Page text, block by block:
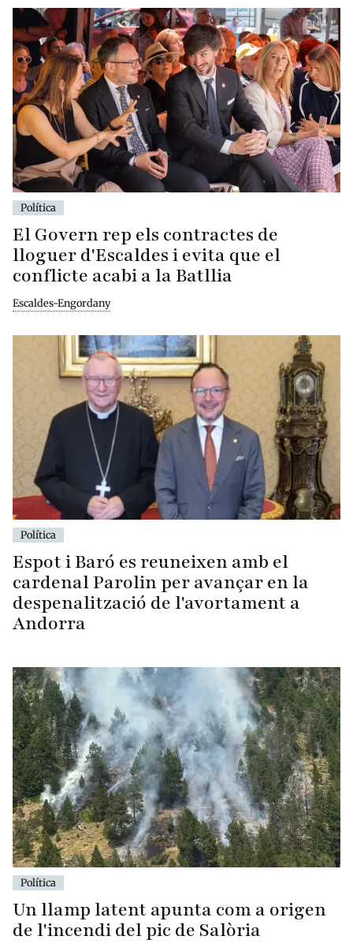
Política
El Govern rep els contractes de
lloguer d'Escaldes i evita que el
conflicte acabi a la Batllia
Escaldes-Engordany
Política
Espot i Baró es reuneixen amb el
cardenal Parolin per avançar en la
despenalització de l'avortament a
Andorra
Política
Un llamp latent apunta com a origen
de l'incendi del pic de Salòria